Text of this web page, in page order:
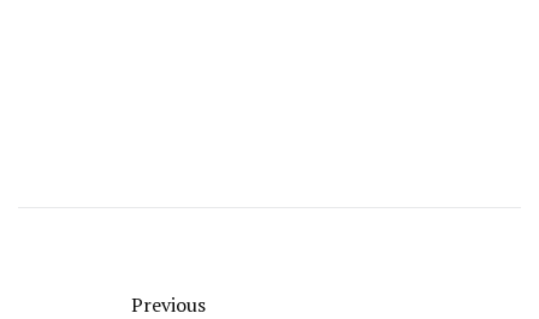
Previous